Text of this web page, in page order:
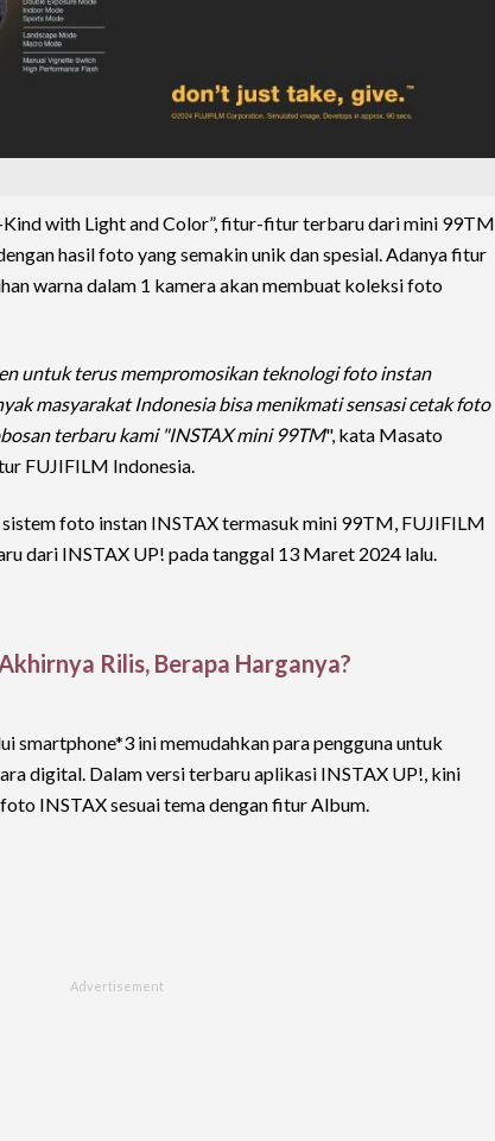
with Light and Color”, fitur-fitur terbaru dari mini 99TM
hasil foto yang semakin unik dan spesial. Adanya fitur
warna dalam 1 kamera akan membuat koleksi foto
untuk terus mempromosikan teknologi foto instan
masyarakat Indonesia bisa menikmati sensasi cetak foto
terbaru kami "INSTAX mini 99TM", kata Masato
FUJIFILM Indonesia.
foto instan INSTAX termasuk mini 99TM, FUJIFILM
dari INSTAX UP! pada tanggal 13 Maret 2024 lalu.
Rilis, Berapa Harganya?
smartphone*3 ini memudahkan para pengguna untuk
digital. Dalam versi terbaru aplikasi INSTAX UP!, kini
INSTAX sesuai tema dengan fitur Album.